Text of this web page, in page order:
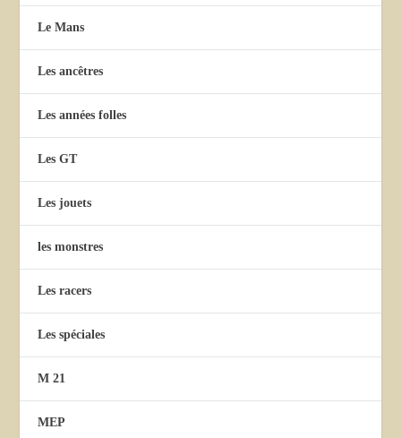
Le Mans
Les ancêtres
Les années folles
Les GT
Les jouets
les monstres
Les racers
Les spéciales
M 21
MEP